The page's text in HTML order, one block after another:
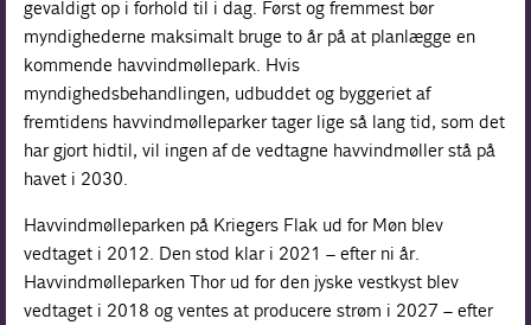
gevaldigt op i forhold til i dag. Først og fremmest bør
myndighederne maksimalt bruge to år på at planlægge en
kommende havvindmøllepark. Hvis
myndighedsbehandlingen, udbuddet og byggeriet af
fremtidens havvindmølleparker tager lige så lang tid, som det
har gjort hidtil, vil ingen af de vedtagne havvindmøller stå på
havet i 2030.
Havvindmølleparken på Kriegers Flak ud for Møn blev
vedtaget i 2012. Den stod klar i 2021 – efter ni år.
Havvindmølleparken Thor ud for den jyske vestkyst blev
vedtaget i 2018 og ventes at producere strøm i 2027 – efter